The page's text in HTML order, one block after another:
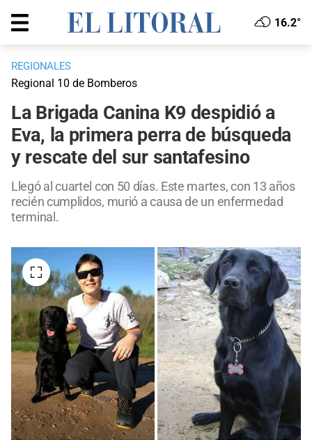
16.2°
REGIONALES
Regional 10 de Bomberos
La Brigada Canina K9 despidió a
Eva, la primera perra de búsqueda
y rescate del sur santafesino
Llegó al cuartel con 50 días. Este martes, con 13 años
recién cumplidos, murió a causa de un enfermedad
terminal.